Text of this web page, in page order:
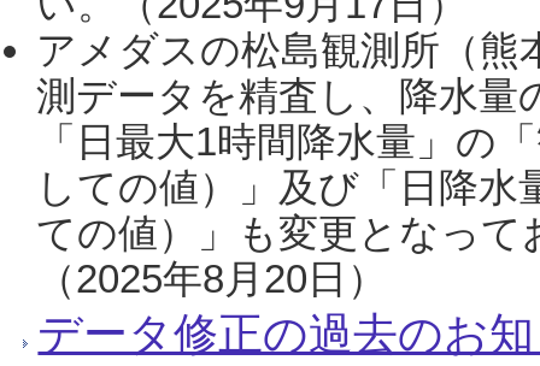
アメダスの松島観測所（熊
測データを精査し、降水
「日最大1時間降水量」の
しての値）」及び「日降
ての値）」も変更となっ
（2025年8月20日）
データ修正の過去のお